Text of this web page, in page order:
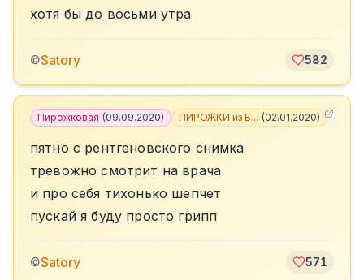
хотя бы до восьми утра
©Satory 582
Пирожковая (09.09.2020) ПИРОЖКИ из Б... (02.01.2020) +
пятно с рентгеновского снимка
тревожно смотрит на врача
и про себя тихонько шепчет
пускай я буду просто грипп
©Satory 571